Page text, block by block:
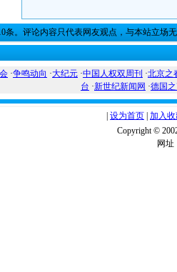
条。评论内容只代表网友观点，与本站立场
·争鸣动向 ·大纪元 ·中国人权双周刊 ·北京之
台 ·新世纪新闻网 ·德国
设为首页 加入
Copyright ©
网址